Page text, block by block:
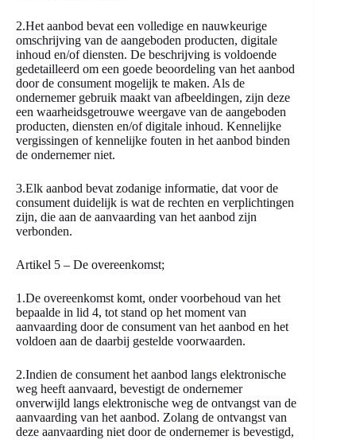
2.Het aanbod bevat een volledige en nauwkeurige
omschrijving van de aangeboden producten, digitale
inhoud en/of diensten. De beschrijving is voldoende
gedetailleerd om een goede beoordeling van het aanbod
door de consument mogelijk te maken. Als de
ondernemer gebruik maakt van afbeeldingen, zijn deze
een waarheidsgetrouwe weergave van de aangeboden
producten, diensten en/of digitale inhoud. Kennelijke
vergissingen of kennelijke fouten in het aanbod binden
de ondernemer niet.
3.Elk aanbod bevat zodanige informatie, dat voor de
consument duidelijk is wat de rechten en verplichtingen
zijn, die aan de aanvaarding van het aanbod zijn
verbonden.
Artikel 5 – De overeenkomst;
1.De overeenkomst komt, onder voorbehoud van het
bepaalde in lid 4, tot stand op het moment van
aanvaarding door de consument van het aanbod en het
voldoen aan de daarbij gestelde voorwaarden.
2.Indien de consument het aanbod langs elektronische
weg heeft aanvaard, bevestigt de ondernemer
onverwijld langs elektronische weg de ontvangst van de
aanvaarding van het aanbod. Zolang de ontvangst van
deze aanvaarding niet door de ondernemer is bevestigd,